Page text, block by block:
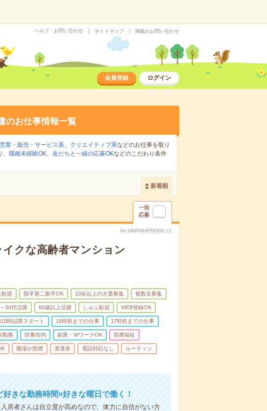
ヘルプ・お問い合わせ サイトマップ 掲載のお問い合わせ
会員登録 ログイン
のお仕事情報一覧
営業・販売・サービス系、 クリエイティブ系などのお仕事を取り
、 職種未経験OK、 友だちと一緒の応募OKなどのこだわり条件
新着順
一括
応募
No.MNPWH856386-15
イクな高齢者マンション
歓迎 既卒第二新卒OK 10名以上の大量募集 複数名募集
50代活躍 60歳以上活躍 しゅふ歓迎 WEB登録OK
時以降スタート 16時前までの仕事 17時前までの仕事
勤務 扶養控内 副業・WワークOK 医療福祉
職場が禁煙 派遣多 電話対応なし ルーティン
きな勤務時間×好きな曜日で働く！
居者さんは自立度が高めなので、体力に自信がない方